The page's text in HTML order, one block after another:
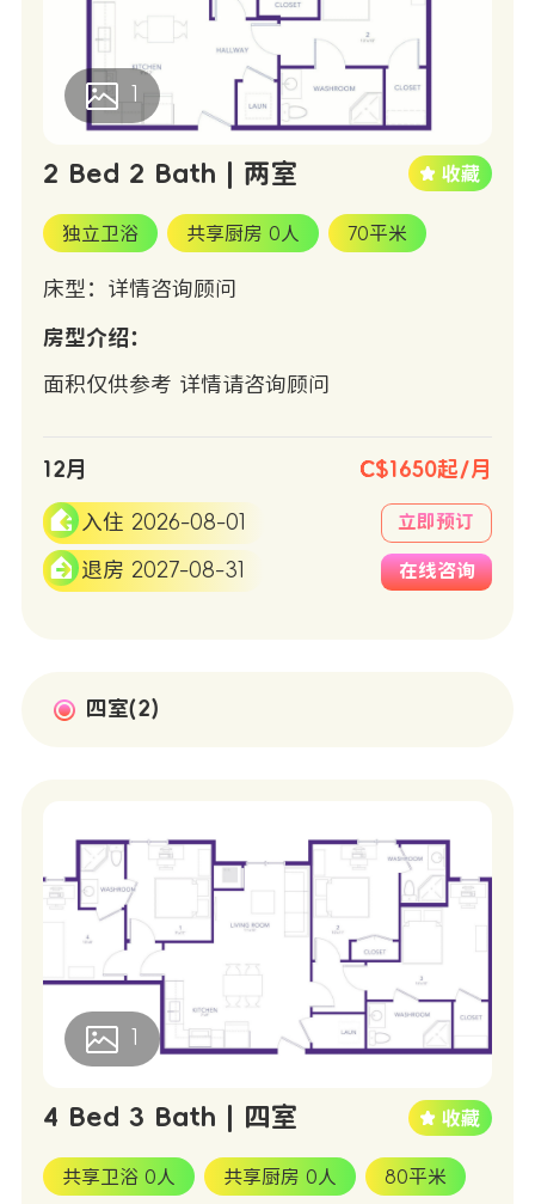
2 Bed 2 Bath | 两室
独立卫浴 共享厨房 0人 70平米
床型：详情咨询顾问
房型介绍：
面积仅供参考 详情请咨询顾问
12月 C$1650起/月
入住 2026-08-01
退房 2027-08-31
立即预订
在线咨询
四室(2)
4 Bed 3 Bath | 四室
共享卫浴 0人 共享厨房 0人 80平米